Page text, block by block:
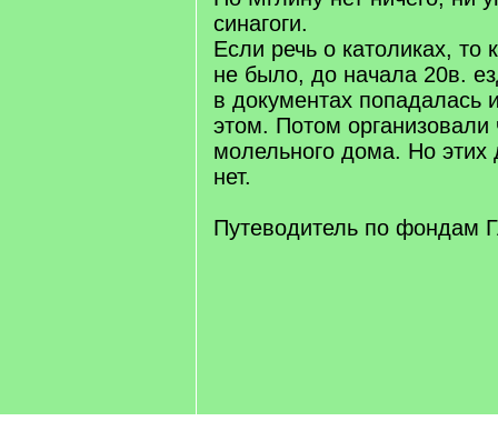
синагоги.
Если речь о католиках, то
не было, до начала 20в.
в документах попадалась
этом. Потом организовали
молельного дома. Но этих
нет.
Путеводитель по фондам